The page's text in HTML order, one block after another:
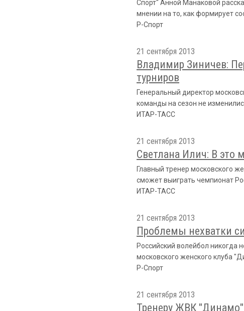
Спорт" Анной Манаковой
мнении на то, как формирует
Р-Спорт
21 сентября 2013
Владимир Зиничев:
турниров
Генеральный директор
команды на сезон не
ИТАР-ТАСС
21 сентября 2013
Светлана Илич: В это
Главный тренер московского
сможет выиграть чемпионат
ИТАР-ТАСС
21 сентября 2013
Проблемы нехватки
Российский волейбол никогда
московского женского клуба
Р-Спорт
21 сентября 2013
Тренеру ЖВК